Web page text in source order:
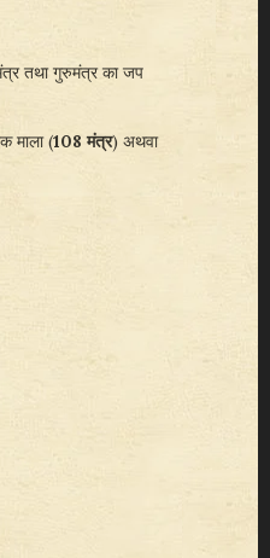
तथा गुरुमंत्र का जप
माला (108 मंत्र) अथवा